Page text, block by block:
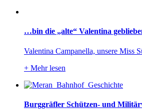
…bin die „alte“ Valentina
Valentina Campanella, unsere Miss
+ Mehr lesen
Burggräfler Schützen- und